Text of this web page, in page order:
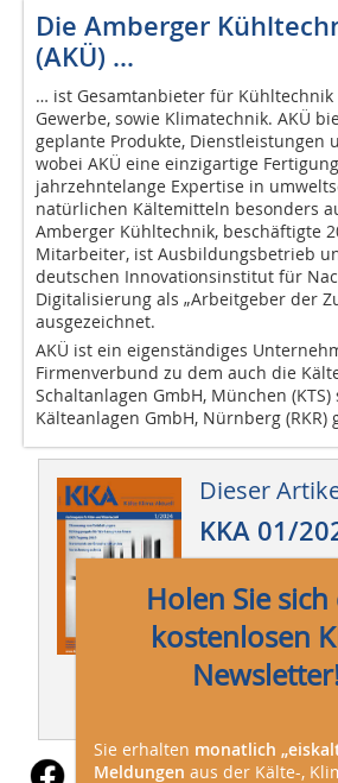
Die Amberger
(AKÜ) …
… ist Gesamtanbieter für
Gewerbe, sowie Klimatechnik. AKÜ
geplante Produkte, Dienstleistungen
wobei AKÜ eine einzigartige
jahrzehntelange Expertise in
natürlichen Kältemitteln besonders
Amberger Kühltechnik, beschäftigte
Mitarbeiter, ist Ausbildungsbetrieb
deutschen Innovationsinstitut für
Digitalisierung als „Arbeitgeber der
ausgezeichnet.
AKÜ ist ein eigenständiges
Firmenverbund zu dem auch die
Schaltanlagen GmbH, München (KTS)
Kälteanlagen GmbH, Nürnberg (RKR)
Dieser
KKA 01/
Holen Sie sich
kostenlosen
Sie erhalten monatlich
Meldungen aus der Kälte-,